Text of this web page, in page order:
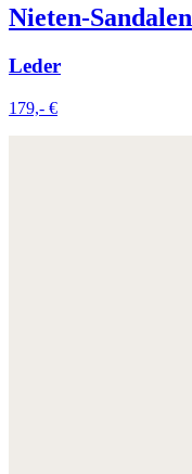
Nieten-Sandalen
Leder
179,- €